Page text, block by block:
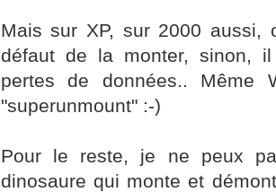
Mais sur XP, sur 2000 aussi,
défaut de la monter, sinon,
pertes de données.. Même
"superunmount" :-)
Pour le reste, je ne peux
dinosaure qui monte et